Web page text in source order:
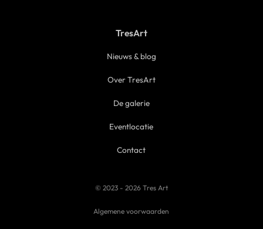
TresArt
Nieuws & blog
Over TresArt
De galerie
Eventlocatie
Contact
© 2023 - 2026 Tres Art
Algemene voorwaarden